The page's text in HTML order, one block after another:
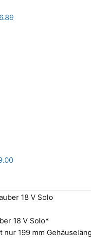
18 V Solo*
199 mm